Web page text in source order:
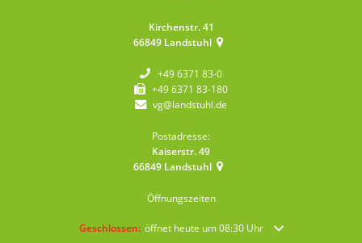
Kirchenstr. 41
66849 Landstuhl
+49 6371 83-0
+49 6371 83-180
vg@landstuhl.de
Postadresse:
Kaiserstr. 49
66849 Landstuhl
Öffnungszeiten
Klicken, um weitere Öffnungs- oder Schließzeiten
Geschlossen: öffnet heute um 08:30 Uhr